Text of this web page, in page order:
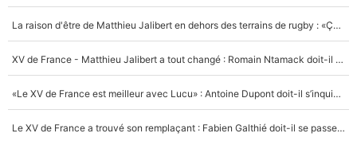
La raison d'être de Matthieu Jalibert en dehors des terrains de rugby : «Ça m'atteint autant que si tu touches à un membre de ma famille»
XV de France - Matthieu Jalibert a tout changé : Romain Ntamack doit-il s’inquiéter pour sa place à un an de la Coupe du monde ?
«Le XV de France est meilleur avec Lucu» : Antoine Dupont doit-il s’inquiéter pour sa place ?
Le XV de France a trouvé son remplaçant : Fabien Galthié doit-il se passer d'Antoine Dupont ?